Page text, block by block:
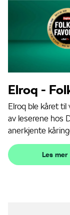
Elroq -
Elroq ble kåret
av leserene hos
anerkjente
Les mer